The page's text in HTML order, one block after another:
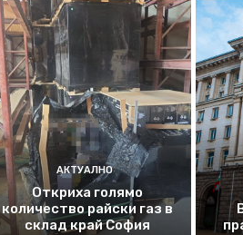
АКТУАЛНО
Откриха голямо
количество райски газ в
склад край София